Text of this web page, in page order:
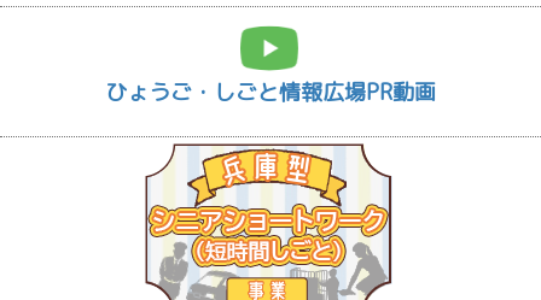
ひょうご・しごと情報広場PR動画